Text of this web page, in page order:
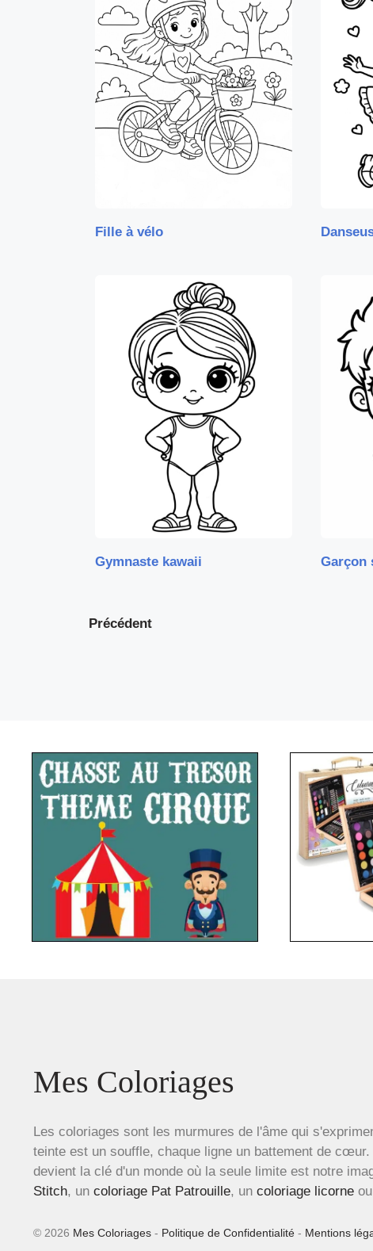
Fille à vélo
Gymnaste kawaii Garçon
Précédent
Mes Coloriages
Les coloriages sont les murmures de l'âme qui
teinte est un souffle, chaque ligne un battement de
devient la clé d'un monde où la seule limite est notre
Stitch, un coloriage Pat Patrouille, un coloriage licorne
© 2026 Mes Coloriages - Politique de Confidentialité - Mentions